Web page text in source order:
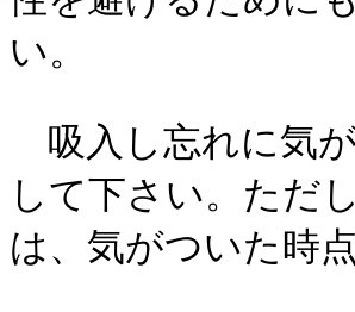
い。
吸入し忘れに気
して下さい。ただ
は、気がついた時